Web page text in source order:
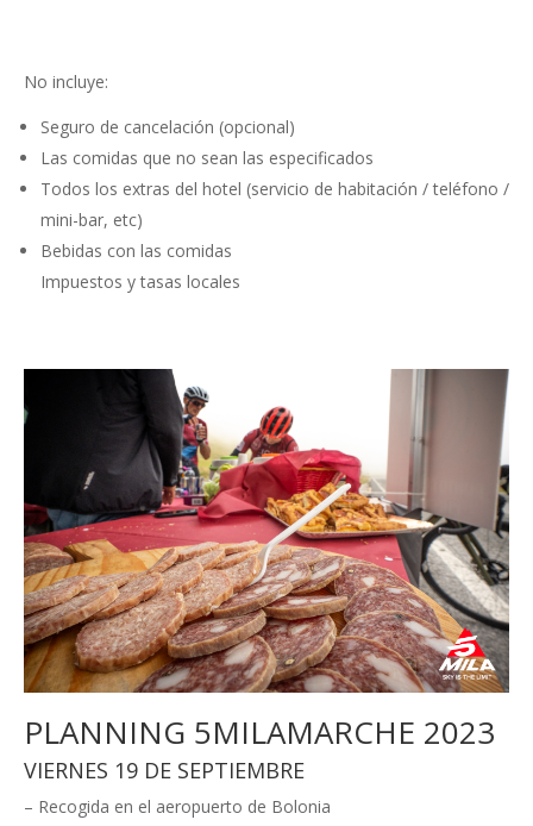
No incluye:
Seguro de cancelación (opcional)
Las comidas que no sean las especificados
Todos los extras del hotel (servicio de habitación / teléfono /
mini-bar, etc)
Bebidas con las comidas
Impuestos y tasas locales
PLANNING 5MILAMARCHE 2023
VIERNES 19 DE SEPTIEMBRE
– Recogida en el aeropuerto de Bolonia